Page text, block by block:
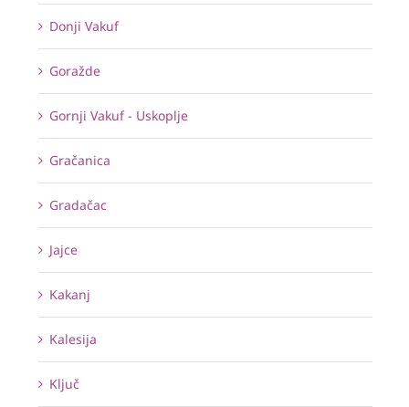
Donji Vakuf
Goražde
Gornji Vakuf - Uskoplje
Gračanica
Gradačac
Jajce
Kakanj
Kalesija
Ključ